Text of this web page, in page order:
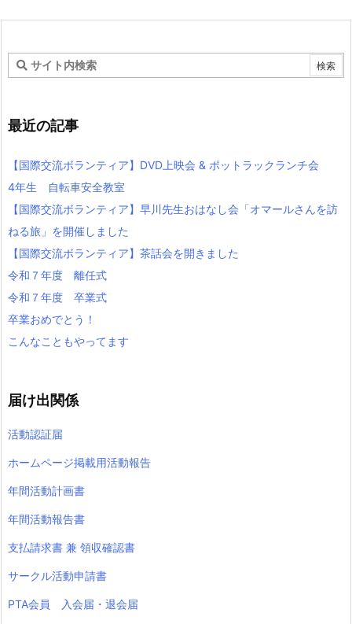
最近の記事
【国際交流ボランティア】DVD上映会 & ポットラックランチ会
4年生 自転車安全教室
【国際交流ボランティア】早川先生おはなし会「オマールさんを訪
ねる旅」を開催しました
【国際交流ボランティア】茶話会を開きました
令和７年度 離任式
令和７年度 卒業式
卒業おめでとう！
こんなこともやってます
届け出関係
活動認証届
ホームページ掲載用活動報告
年間活動計画書
年間活動報告書
支払請求書 兼 領収確認書
サークル活動申請書
PTA会員 入会届・退会届